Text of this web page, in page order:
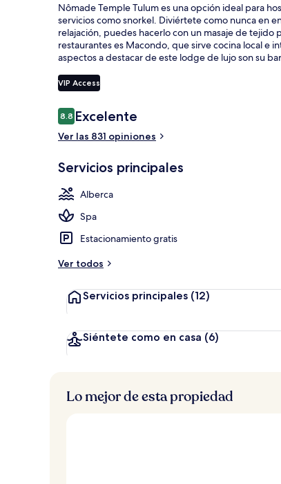
Nômade Temple Tulum es una opción ideal para
servicios como snorkel. Diviértete como nunca en
relajación, puedes hacerlo con un masaje de
restaurantes es Macondo, que sirve cocina local e
aspectos a destacar de este lodge de lujo son su
VIP Access
Opiniones
8.88.8 de 10,
Excelente
Ver las 831 opiniones
Servicios principales
Alberca
Spa
Estacionamiento gratis
Ver todos
Servicios principales (12)
Siéntete como en casa (6)
Lo mejor de esta propiedad